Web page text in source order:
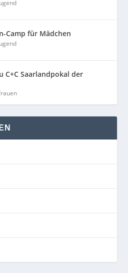
Camp für Mädchen
C+C Saarlandpokal der